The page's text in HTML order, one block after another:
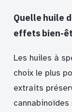
Quelle huile
effets bien-
Les huiles à
choix le plus
extraits